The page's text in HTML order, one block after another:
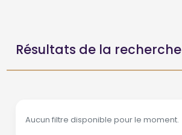
Résultats de la recherche
Aucun filtre disponible pour le moment.